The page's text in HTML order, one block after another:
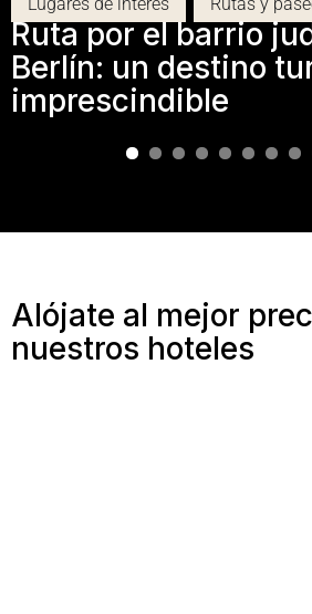
Ruta por el barrio
Berlín: un destino
imprescindible
Alójate al mejor
nuestros hoteles